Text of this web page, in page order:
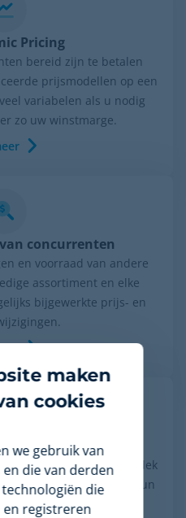
Pricing
bereid zijn te betalen
prijsmodellen op een
variabelen als u nodig
zo uw winstmarge.
concurrenten
en voorraad van andere
assortiment en elke
bijgewerkte prijs- en
Intelligence
uw concurrenten, ontdek
het zwaarst wegen in hun
er nieuw is. Vind
maken
cookies
we gebruik van
die van derden
die
registreren